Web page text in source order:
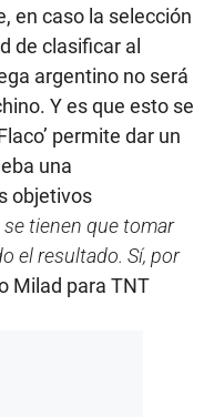
en caso la selección
de clasificar al
argentino no será
Y es que esto se
permite dar un
una
objetivos
tienen que tomar
el resultado. Sí, por
Milad para TNT